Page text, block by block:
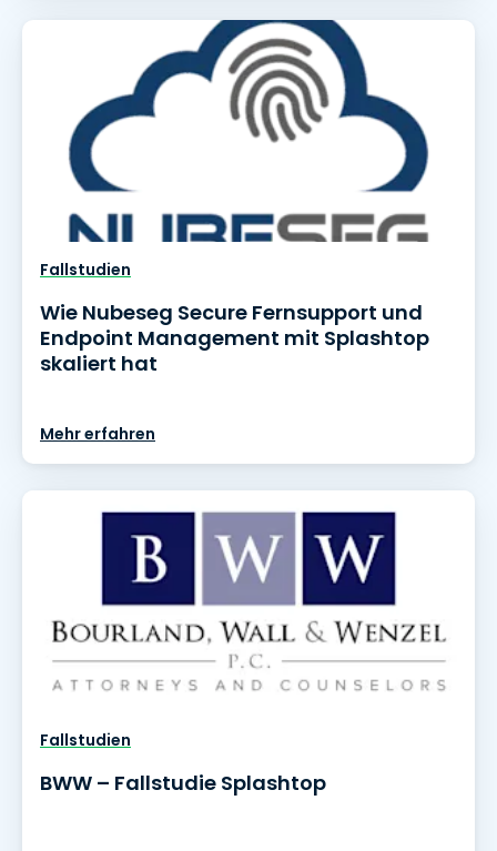
Fallstudien
Wie Nubeseg Secure Fernsupport und
Endpoint Management mit Splashtop
skaliert hat
Mehr erfahren
Fallstudien
BWW – Fallstudie Splashtop